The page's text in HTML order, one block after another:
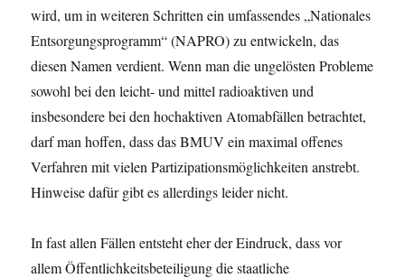
wird, um in weiteren Schritten ein umfassendes „Nationales
Entsorgungsprogramm“ (NAPRO) zu entwickeln, das
diesen Namen verdient. Wenn man die ungelösten Probleme
sowohl bei den leicht- und mittel radioaktiven und
insbesondere bei den hochaktiven Atomabfällen betrachtet,
darf man hoffen, dass das BMUV ein maximal offenes
Verfahren mit vielen Partizipationsmöglichkeiten anstrebt.
Hinweise dafür gibt es allerdings leider nicht.
In fast allen Fällen entsteht eher der Eindruck, dass vor
allem Öffentlichkeitsbeteiligung die staatliche